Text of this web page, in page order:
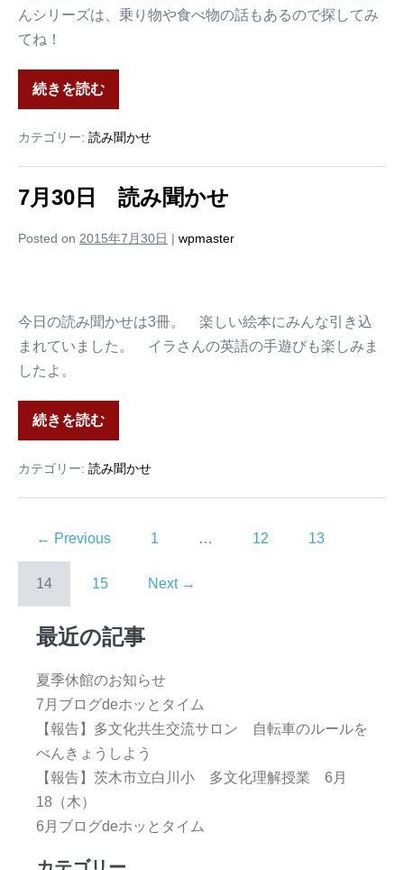
んシリーズは、乗り物や食べ物の話もあるので探してみ
てね！
続きを読む
カテゴリー: 読み聞かせ
7月30日 読み聞かせ
Posted on 2015年7月30日 | wpmaster
今日の読み聞かせは3冊。 楽しい絵本にみんな引き込
まれていました。 イラさんの英語の手遊びも楽しみま
したよ。
続きを読む
カテゴリー: 読み聞かせ
← Previous 1 … 12 13
14 15 Next →
最近の記事
夏季休館のお知らせ
7月ブログdeホッとタイム
【報告】多文化共生交流サロン 自転車のルールを
べんきょうしよう
【報告】茨木市立白川小 多文化理解授業 6月
18（木）
6月ブログdeホッとタイム